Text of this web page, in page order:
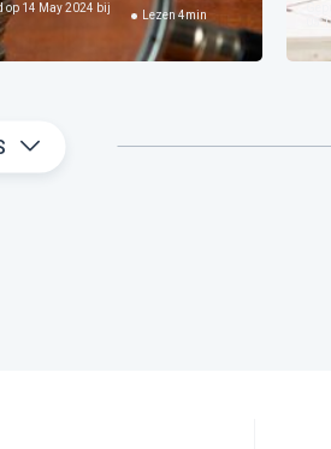
op 14 May 2024 bij
Lezen4min